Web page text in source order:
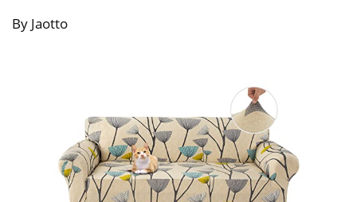
By Jaotto